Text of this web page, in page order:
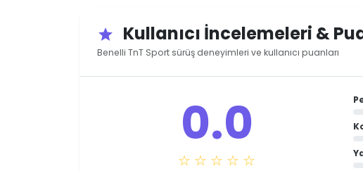
star Kullanıcı İncelemeleri &
Benelli TnT Sport sürüş deneyimleri ve kullanıcı puanları
0.0
☆ ☆ ☆ ☆ ☆